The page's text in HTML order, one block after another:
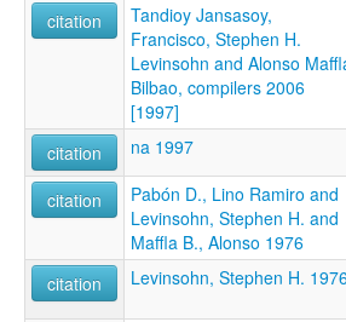
citation
Tandioy Jansasoy,
Francisco, Stephen H.
Levinsohn and Alonso
Bilbao, compilers 2006
[1997]
citation na 1997
citation
Pabón D., Lino Ramiro and
Levinsohn, Stephen H. and
Maffla B., Alonso 1976
citation Levinsohn, Stephen H.